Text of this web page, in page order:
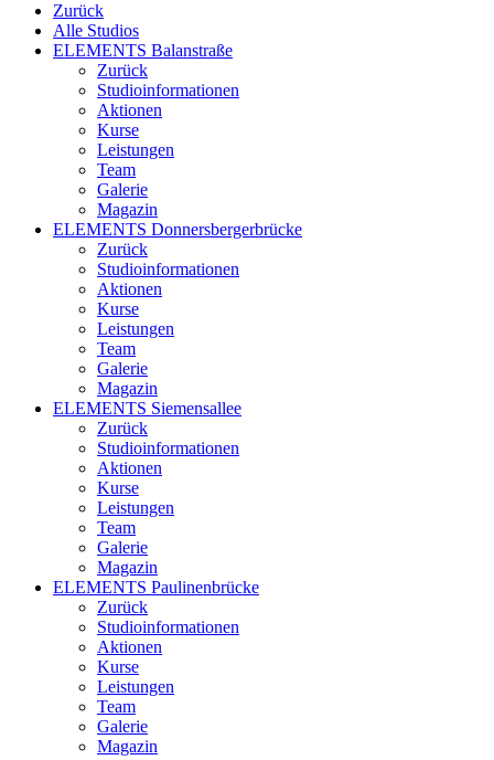
Zurück
Alle Studios
ELEMENTS Balanstraße
Zurück
Studioinformationen
Aktionen
Kurse
Leistungen
Team
Galerie
Magazin
ELEMENTS Donnersbergerbrücke
Zurück
Studioinformationen
Aktionen
Kurse
Leistungen
Team
Galerie
Magazin
ELEMENTS Siemensallee
Zurück
Studioinformationen
Aktionen
Kurse
Leistungen
Team
Galerie
Magazin
ELEMENTS Paulinenbrücke
Zurück
Studioinformationen
Aktionen
Kurse
Leistungen
Team
Galerie
Magazin